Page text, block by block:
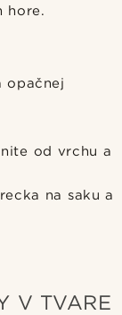
hore.
opačnej
od vrchu a
na saku a
V TVARE